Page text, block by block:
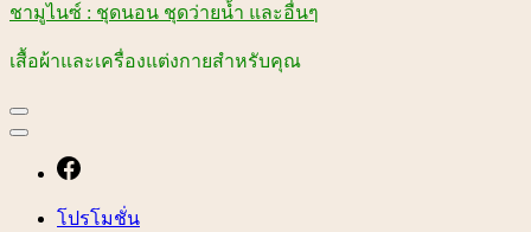
ชามูไนซ์ : ชุดนอน ชุดว่ายน้ำ และอื่นๆ
เสื้อผ้าและเครื่องแต่งกายสำหรับคุณ
โปรโมชั่น